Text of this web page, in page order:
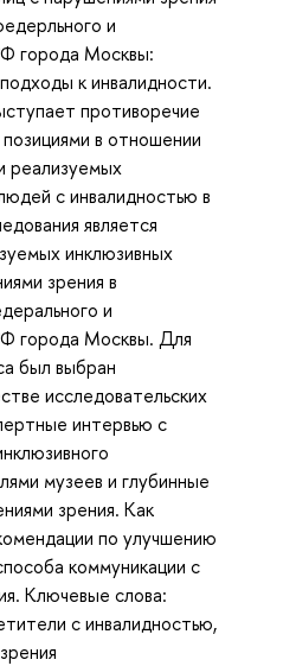
и
города Москвы:
к инвалидности.
противоречие
в отношении
реализуемых
с инвалидностью в
является
инклюзивных
зрения в
и
города Москвы. Для
был выбран
исследовательских
интервью с
музеев и глубинные
зрения. Как
по улучшению
коммуникации с
Ключевые слова:
с инвалидностью,